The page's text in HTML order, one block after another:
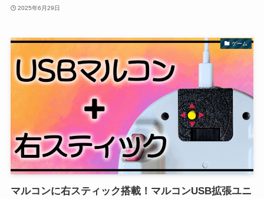
2025年6月29日
ゲーム
マルコンに右スティック搭載！マルコンUSB拡張ユニ